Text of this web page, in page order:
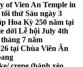
of Vien An Temple in
thứ Sáu ngày 3
Hoa Kỳ 250 năm tại
dời Lễ hội July 4th
7 năm
tại Chùa Viên Ân